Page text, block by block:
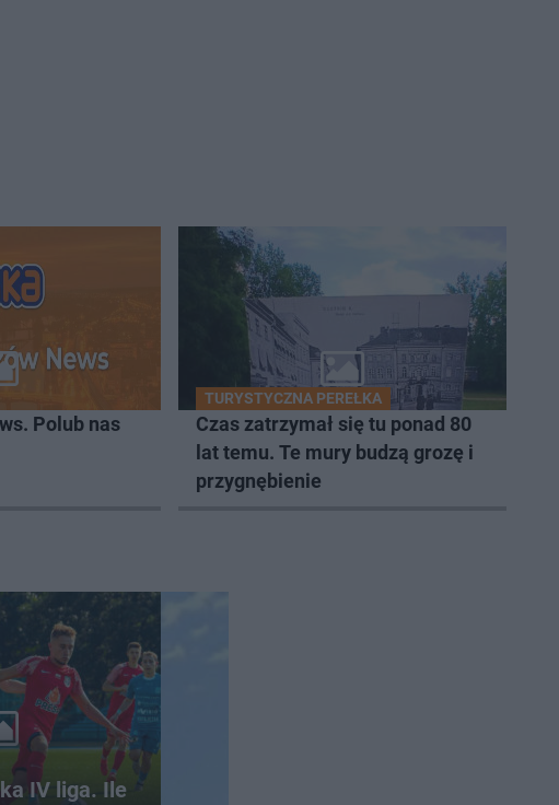
Polub nas
TURYSTYCZNA PEREŁKA
Czas zatrzymał się tu ponad 80
lat temu. Te mury budzą grozę i
przygnębienie
IV liga. Ile